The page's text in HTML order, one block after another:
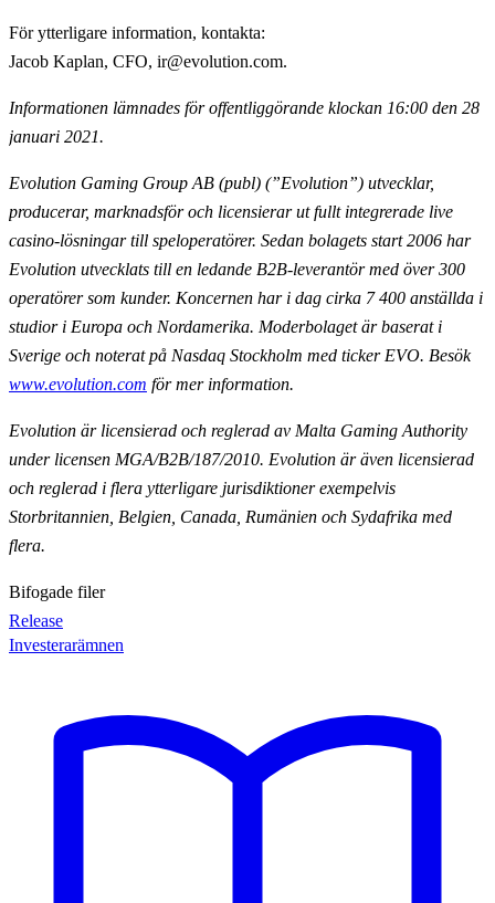
För ytterligare information, kontakta:
Jacob Kaplan, CFO, ir@evolution.com.
Informationen lämnades för offentliggörande klockan 16:00 den 28
januari 2021.
Evolution Gaming Group AB (publ) (”Evolution”) utvecklar,
producerar, marknadsför och licensierar ut fullt integrerade live
casino-lösningar till speloperatörer. Sedan bolagets start 2006 har
Evolution utvecklats till en ledande B2B-leverantör med över 300
operatörer som kunder. Koncernen har i dag cirka 7 400 anställda i
studior i Europa och Nordamerika. Moderbolaget är baserat i
Sverige och noterat på Nasdaq Stockholm med ticker EVO. Besök
www.evolution.com för mer information.
Evolution är licensierad och reglerad av Malta Gaming Authority
under licensen MGA/B2B/187/2010. Evolution är även licensierad
och reglerad i flera ytterligare jurisdiktioner exempelvis
Storbritannien, Belgien, Canada, Rumänien och Sydafrika med
flera.
Bifogade filer
Release
Investerarämnen